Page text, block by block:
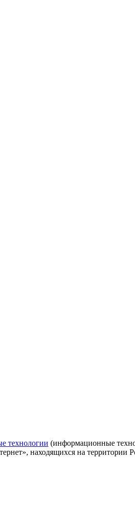
технологии (информационные
находящихся на территории